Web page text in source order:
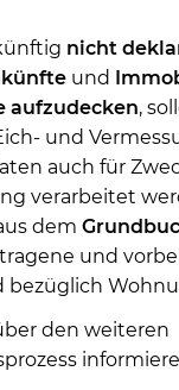
nicht
und
aufzudecken,
und
auch für
verarbeitet
dem
und
bezüglich
den weiteren